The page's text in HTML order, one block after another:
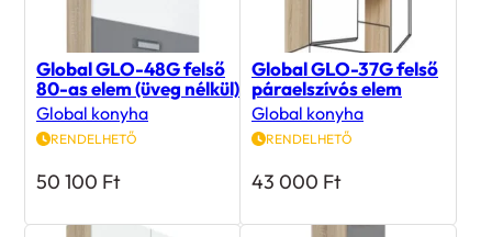
Global GLO-48G felső
80-as elem (üveg nélkül)
Global konyha
RENDELHETŐ
50 100 Ft
Global GLO-37G felső
páraelszívós elem
Global konyha
RENDELHETŐ
43 000 Ft